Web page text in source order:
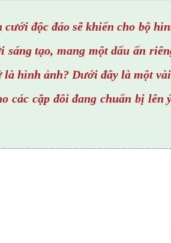
độc đáo sẽ khiến cho bộ
sáng tạo, mang một dấu ấn
hình ảnh? Dưới đây là một
các cặp đôi đang chuẩn bị lên